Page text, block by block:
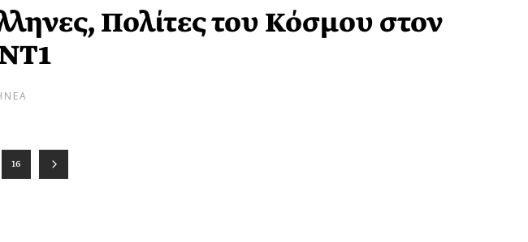
Πολίτες του Κόσμου στον
16